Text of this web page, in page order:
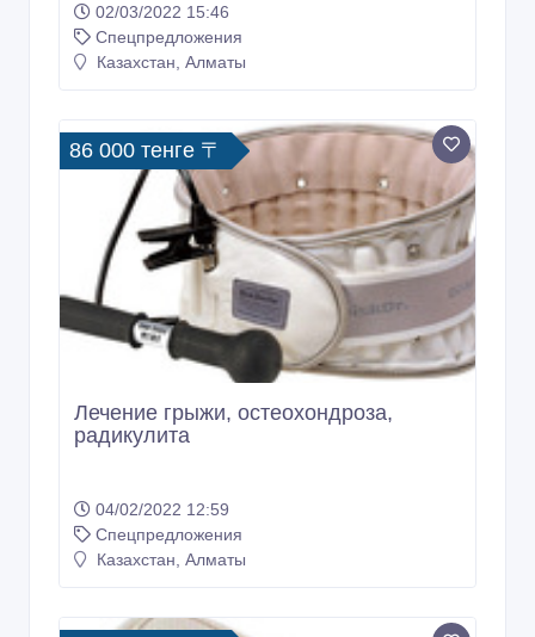
02/03/2022 15:46
Спецпредложения
Казахстан, Алматы
86 000 тенге 〒
Лечение грыжи, остеохондроза,
радикулита
04/02/2022 12:59
Спецпредложения
Казахстан, Алматы